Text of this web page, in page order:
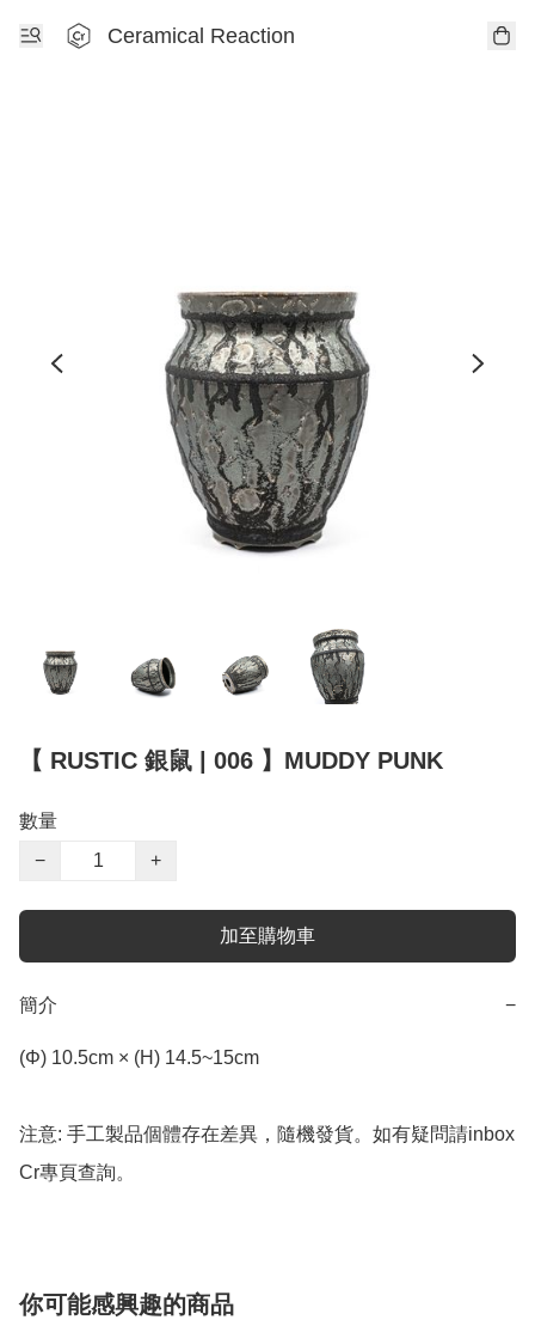
Ceramical Reaction
【 RUSTIC 銀鼠 | 006 】MUDDY PUNK
數量
−
+
加至購物車
簡介 −
(Φ) 10.5cm × (H) 14.5~15cm
注意: 手工製品個體存在差異，隨機發貨。如有疑問請inbox
Cr專頁查詢。
你可能感興趣的商品